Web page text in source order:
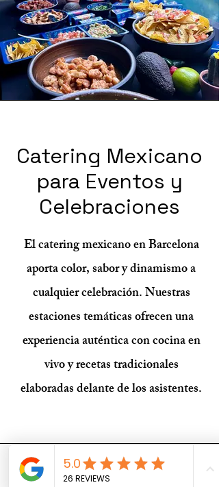
Catering Mexicano
para Eventos y
Celebraciones
El catering mexicano en Barcelona
aporta color, sabor y dinamismo a
cualquier celebración. Nuestras
estaciones temáticas ofrecen una
experiencia auténtica con cocina en
vivo y recetas tradicionales
elaboradas delante de los asistentes.
Formulario